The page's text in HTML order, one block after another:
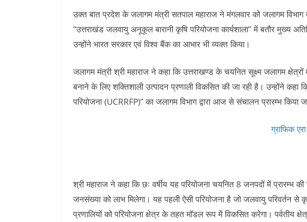
b
o
k
A
p
st dI
n
a
m
उक्त बात प्रदेश के जलागम मंत्री सतपाल महाराज ने मंगलवार को जलागम
“उत्तराखंड जलवायु अनूकूल बारानी कृषि परियोजना कार्यशाला” में बतौर मुख्य
उन्होंने भारत सरकार एवं विश्व बैंक का आभार भी व्यक्त किया।
जलागम मंत्री श्री महाराज ने कहा कि उत्तराखण्ड के चयनित सूक्ष्म जलागम
बनाने के लिए शक्तिशाली उत्पादन प्रणाली विकसित की जा रही है। उन्होंने
परियोजना (UCRRFP)” का जलागम विभाग द्वारा आज से संचालन प्रारम्भ किया
ग्राफिक
श्री महाराज ने कहा कि छः वर्षीय यह परियोजना चयनित 8 जनपदों में
जनसंख्या को लाभ मिलेगा। यह पहली ऐसी परियोजना है जो जलवायु परिवर्तन
प्रणालियों को परियोजना क्षेत्र के तहत मॉडल रूप में विकसित करेगा। पर्वतीय